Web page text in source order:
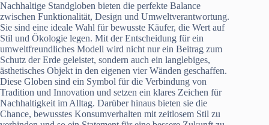
Nachhaltige Standgloben bieten die perfekte Balance
zwischen Funktionalität, Design und Umweltverantwortung.
Sie sind eine ideale Wahl für bewusste Käufer, die Wert auf
Stil und Ökologie legen. Mit der Entscheidung für ein
umweltfreundliches Modell wird nicht nur ein Beitrag zum
Schutz der Erde geleistet, sondern auch ein langlebiges,
ästhetisches Objekt in den eigenen vier Wänden geschaffen.
Diese Globen sind ein Symbol für die Verbindung von
Tradition und Innovation und setzen ein klares Zeichen für
Nachhaltigkeit im Alltag. Darüber hinaus bieten sie die
Chance, bewusstes Konsumverhalten mit zeitlosem Stil zu